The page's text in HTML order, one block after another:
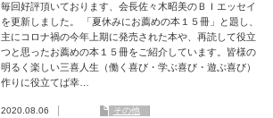
毎回好評頂いております、会長佐々木昭美のＢＩエッセイ
を更新しました。 「夏休みにお薦めの本１５冊」と題し、
主にコロナ禍の今年上期に発売された本や、再読して役立
つと思ったお薦めの本１５冊をご紹介しています。皆様の
明るく楽しい三喜人生（働く喜び・学ぶ喜び・遊ぶ喜び）
作りに役立てば幸…
2020.08.06 その他